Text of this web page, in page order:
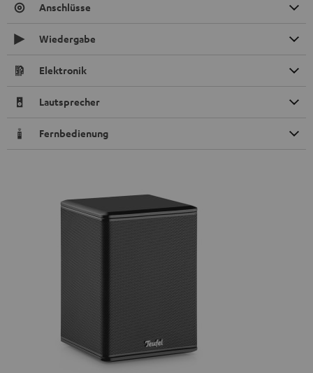
Anschlüsse
Wiedergabe
Elektronik
Lautsprecher
Fernbedienung